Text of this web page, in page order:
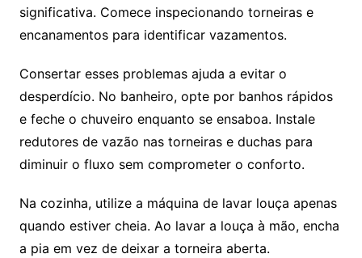
significativa. Comece inspecionando torneiras e
encanamentos para identificar vazamentos.
Consertar esses problemas ajuda a evitar o
desperdício. No banheiro, opte por banhos rápidos
e feche o chuveiro enquanto se ensaboa. Instale
redutores de vazão nas torneiras e duchas para
diminuir o fluxo sem comprometer o conforto.
Na cozinha, utilize a máquina de lavar louça apenas
quando estiver cheia. Ao lavar a louça à mão, encha
a pia em vez de deixar a torneira aberta.